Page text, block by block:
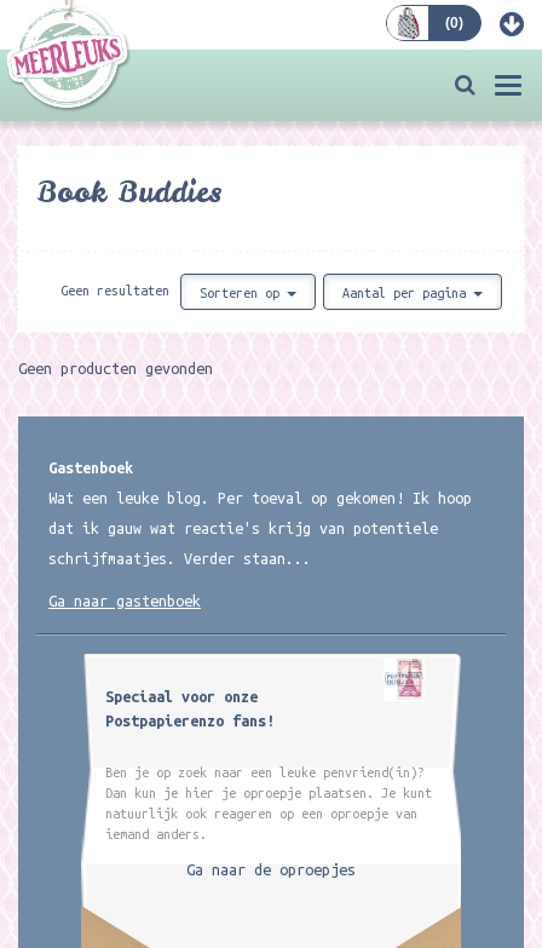
(0)
Book Buddies
Geen resultaten Sorteren op Aantal per pagina
Geen producten gevonden
Gastenboek
Wat een leuke blog. Per toeval op gekomen! Ik hoop
dat ik gauw wat reactie's krijg van potentiele
schrijfmaatjes. Verder staan...
Ga naar gastenboek
Speciaal voor onze
Postpapierenzo fans!
Ben je op zoek naar een leuke penvriend(in)?
Dan kun je hier je oproepje plaatsen. Je kunt
natuurlijk ook reageren op een oproepje van
iemand anders.
Ga naar de oproepjes